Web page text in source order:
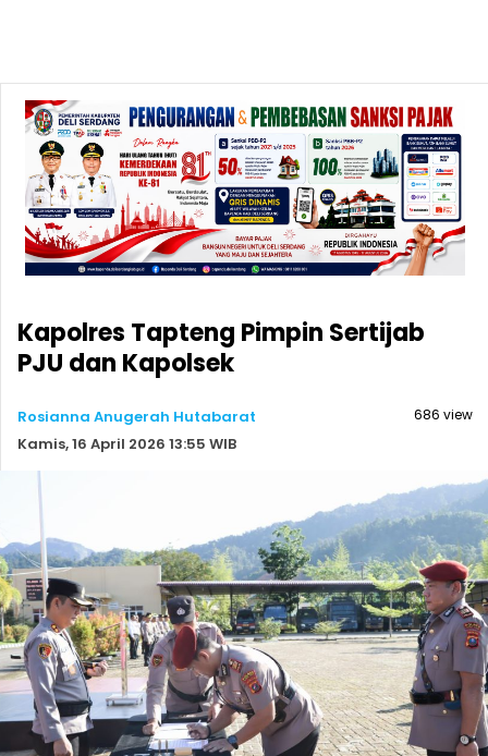
Kapolres Tapteng Pimpin Sertijab
PJU dan Kapolsek
Rosianna Anugerah Hutabarat
Kamis, 16 April 2026 13:55 WIB
686 view